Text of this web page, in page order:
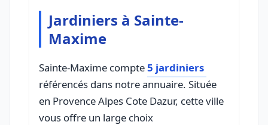
Jardiniers à Sainte-
Maxime
Sainte-Maxime compte5 jardiniers
référencés dans notre annuaire. Située
en Provence Alpes Cote Dazur, cette ville
vous offre un large choix